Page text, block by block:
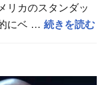
リカのスタンダッ
的にベ …続きを読むア